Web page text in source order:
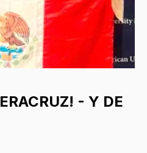
- Y DE